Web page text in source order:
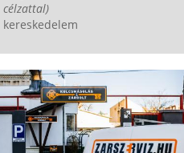
célzattal)
kereskedelem